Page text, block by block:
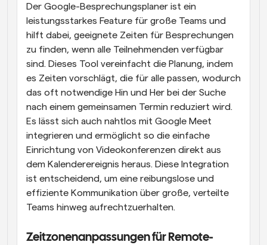
Der Google-Besprechungsplaner ist ein
leistungsstarkes Feature für große Teams und
hilft dabei, geeignete Zeiten für Besprechungen
zu finden, wenn alle Teilnehmenden verfügbar
sind. Dieses Tool vereinfacht die Planung, indem
es Zeiten vorschlägt, die für alle passen, wodurch
das oft notwendige Hin und Her bei der Suche
nach einem gemeinsamen Termin reduziert wird.
Es lässt sich auch nahtlos mit Google Meet
integrieren und ermöglicht so die einfache
Einrichtung von Videokonferenzen direkt aus
dem Kalenderereignis heraus. Diese Integration
ist entscheidend, um eine reibungslose und
effiziente Kommunikation über große, verteilte
Teams hinweg aufrechtzuerhalten.
Zeitzonenanpassungen für Remote-